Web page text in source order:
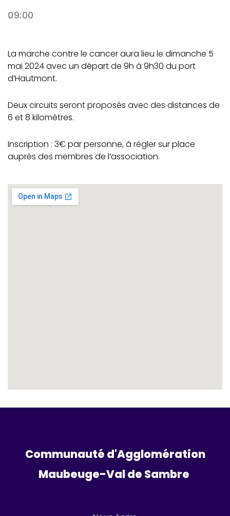
09:00
La marche contre le cancer aura lieu le dimanche 5
mai 2024 avec un départ de 9h à 9h30 du port
d’Hautmont.
Deux circuits seront proposés avec des distances de
6 et 8 kilomètres.
Inscription : 3€ par personne, à régler sur place
auprès des membres de l’association.
Communauté d'Agglomération
Maubeuge-Val de Sambre